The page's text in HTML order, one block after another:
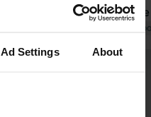
Ad Settings About
d'olive et
est très
eu droit à
Traduit par